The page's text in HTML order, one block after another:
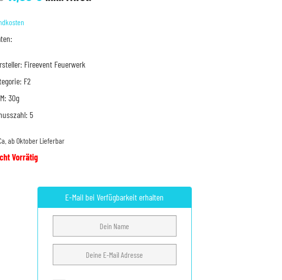
Preis
war:
14,99 €
Preis
Fireevent Feuerwerk
F2
30g
5
ab Oktober Lieferbar
Vorrätig
E-Mail bei Verfügbarkeit erhalten